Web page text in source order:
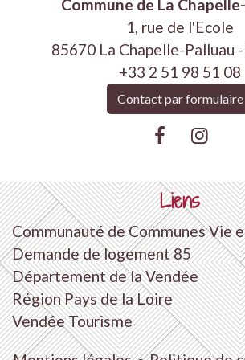
Commune de La
1, rue de l'Ecole
85670 La Chapelle-Palluau
+33 2 51 98 51 08
Contact par formulaire
Liens
Communauté de Communes Vie
Demande de logement 85
Département de la Vendée
Région Pays de la Loire
Vendée Tourisme